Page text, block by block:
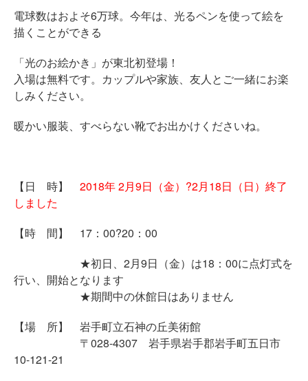
電球数はおよそ6万球。今年は、光るペンを使って絵を
描くことができる
「光のお絵かき」が東北初登場！
入場は無料です。カップルや家族、友人とご一緒にお楽
しみく ださい。
暖かい服装、すべらない靴でお出かけくださいね。
【日 時】 2018年 2月9日（金）?2月18日（日）終了
しました
【時 間】 17：00?20：00
★初日、2月9日（金）は18：00に点灯式を
行い、開始となります
★期間中の休館日はありません
【場 所】 岩手町立石神の丘美術館
〒028-4307 岩手県岩手郡岩手町五日市
10-121-21